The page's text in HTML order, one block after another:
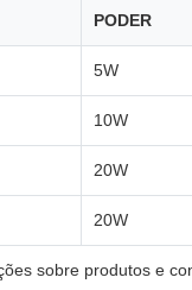
PODER
5W
10W
20W
20W
sobre produtos e